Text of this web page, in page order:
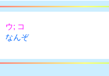
ウ; コ
なんぞ